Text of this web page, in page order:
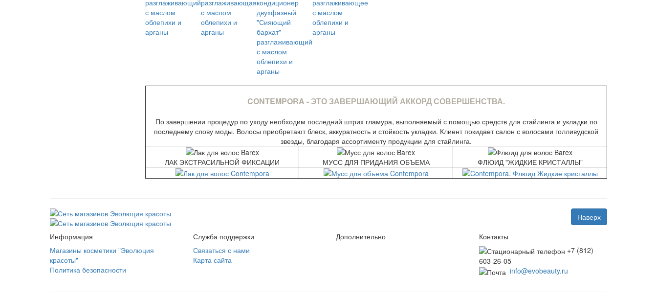
разглаживающий
с маслом
облепихи и
арганы
разглаживающая
с маслом
облепихи и
арганы
кондиционер
двухфазный
"Сияющий
бархат"
разглаживающий
с маслом
облепихи и
арганы
разглаживающее
с маслом
облепихи и
арганы
CONTEMPORA - ЭТО ЗАВЕРШАЮЩИЙ АККОРД СОВЕРШЕНСТВА.
По завершении процедур по уходу необходим последний штрих гламура, выполняемый с помощью средств для стайлинга и укладки по
последнему слову моды. Волосы приобретают блеск, аккуратность и стойкость укладки. Клиент покидает салон с волосами голливудской
звезды, благодаря ассортименту продукции для стайлинга.
ЛАК ЭКСТРАСИЛЬНОЙ ФИКСАЦИИ МУСС ДЛЯ ПРИДАНИЯ ОБЪЕМА ФЛЮИД "ЖИДКИЕ КРИСТАЛЛЫ"
Наверх
Информация
Магазины косметики "Эволюция
красоты"
Политика безопасности
Служба поддержки
Связаться с нами
Карта сайта
Дополнительно
Контакты
+7 (812)
603-26-05
info@evobeauty.ru